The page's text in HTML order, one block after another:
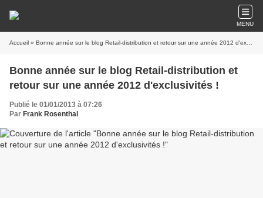
MENU
Accueil » Bonne année sur le blog Retail-distribution et retour sur une année 2012 d'exclusivités !
Bonne année sur le blog Retail-distribution et
retour sur une année 2012 d'exclusivités !
Publié le 01/01/2013 à 07:26
Par Frank Rosenthal